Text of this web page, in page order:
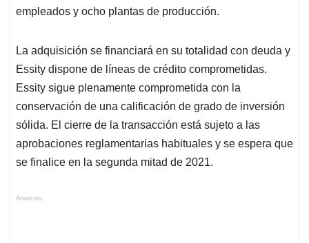
empleados y ocho plantas de producción.
La adquisición se financiará en su totalidad con deuda y
Essity dispone de líneas de crédito comprometidas.
Essity sigue plenamente comprometida con la
conservación de una calificación de grado de inversión
sólida. El cierre de la transacción está sujeto a las
aprobaciones reglamentarias habituales y se espera que
se finalice en la segunda mitad de 2021.
Anuncios.